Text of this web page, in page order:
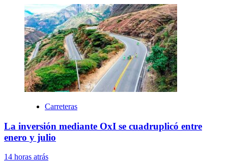
Carreteras
La inversión mediante OxI se cuadruplicó entre
enero y julio
14 horas atrás